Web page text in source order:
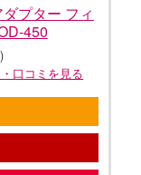
プター フィ
450
口コミを見る